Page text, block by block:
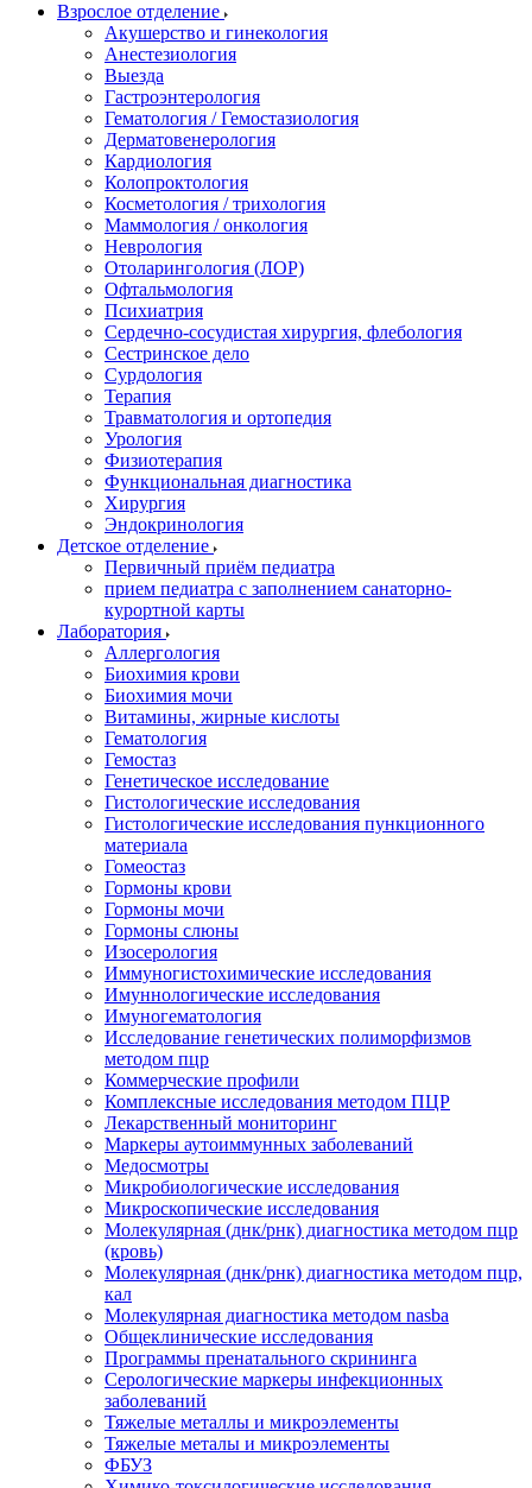
Взрослое отделение
Акушерство и гинекология
Анестезиология
Выезда
Гастроэнтерология
Гематология / Гемостазиология
Дерматовенерология
Кардиология
Колопроктология
Косметология / трихология
Маммология / онкология
Неврология
Отоларингология (ЛОР)
Офтальмология
Психиатрия
Сердечно-сосудистая хирургия, флебология
Сестринское дело
Сурдология
Терапия
Травматология и ортопедия
Урология
Физиотерапия
Функциональная диагностика
Хирургия
Эндокринология
Детское отделение
Первичный приём педиатра
прием педиатра с заполнением санаторно-
курортной карты
Лаборатория
Аллергология
Биохимия крови
Биохимия мочи
Витамины, жирные кислоты
Гематология
Гемостаз
Генетическое исследование
Гистологические исследования
Гистологические исследования пункционного
материала
Гомеостаз
Гормоны крови
Гормоны мочи
Гормоны слюны
Изосерология
Иммуногистохимические исследования
Имуннологические исследования
Имуногематология
Исследование генетических полиморфизмов
методом пцр
Коммерческие профили
Комплексные исследования методом ПЦР
Лекарственный мониторинг
Маркеры аутоиммунных заболеваний
Медосмотры
Микробиологические исследования
Микроскопические исследования
Молекулярная (днк/рнк) диагностика методом пцр
(кровь)
Молекулярная (днк/рнк) диагностика методом пцр,
кал
Молекулярная диагностика методом nasba
Общеклинические исследования
Программы пренатального скрининга
Серологические маркеры инфекционных
заболеваний
Тяжелые металлы и микроэлементы
Тяжелые металы и микроэлементы
ФБУЗ